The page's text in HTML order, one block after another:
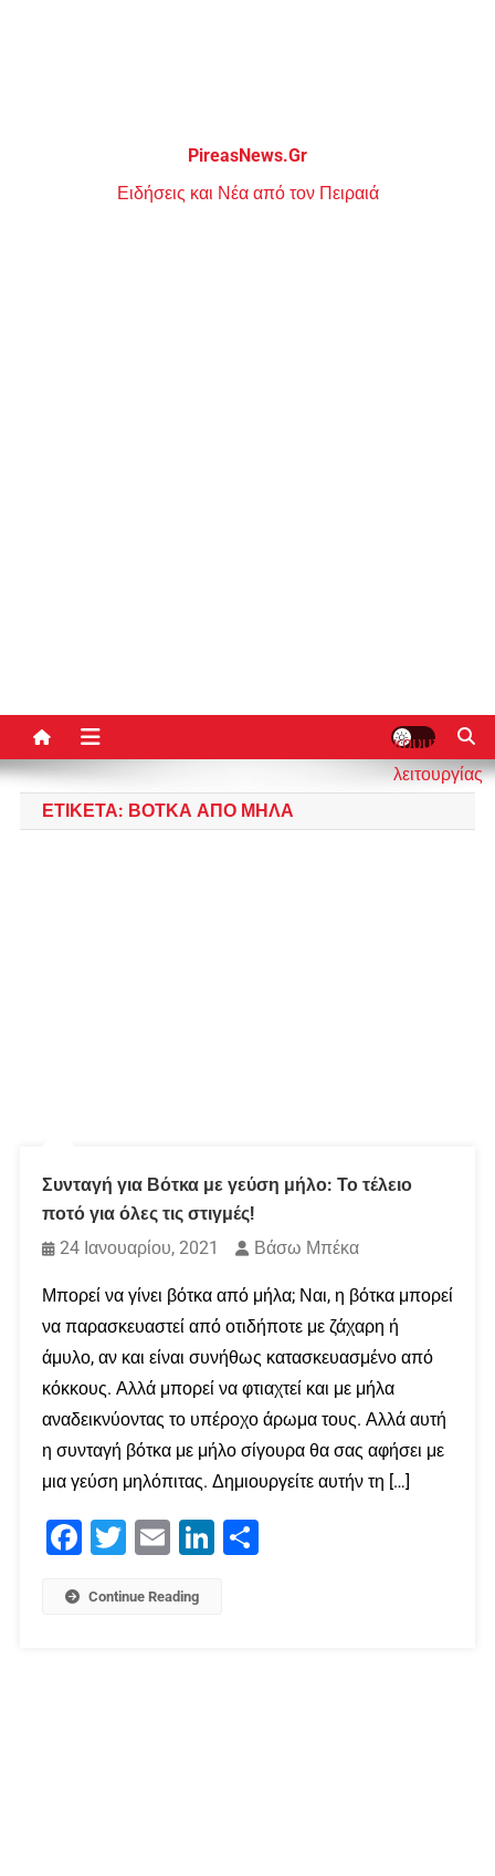
PireasNews.Gr
Ειδήσεις και Νέα από τον Πειραιά
κουμπί
λειτουργίας
ΕΤΙΚΈΤΑ: ΒΌΤΚΑ ΑΠΌ ΜΉΛΑ
Συνταγή για Βότκα με γεύση μήλο: Το τέλειο
ποτό για όλες τις στιγμές!
24 Ιανουαρίου, 2021
Βάσω Μπέκα
Μπορεί να γίνει βότκα από μήλα; Ναι, η βότκα μπορεί
να παρασκευαστεί από οτιδήποτε με ζάχαρη ή
άμυλο, αν και είναι συνήθως κατασκευασμένο από
κόκκους. Αλλά μπορεί να φτιαχτεί και με μήλα
αναδεικνύοντας το υπέροχο άρωμα τους. Αλλά αυτή
η συνταγή βότκα με μήλο σίγουρα θα σας αφήσει με
μια γεύση μηλόπιτας. Δημιουργείτε αυτήν τη […]
Facebook
Twitter Email LinkedIn
Continue Reading